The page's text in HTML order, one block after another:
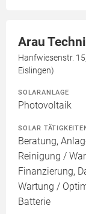
Arau
Hanfwiesenstr.
Eislingen)
SOLARANLAGE
Photovoltaik
SOLAR
Beratung,
Reinigung /
Finanzierung,
Wartung /
Batterie